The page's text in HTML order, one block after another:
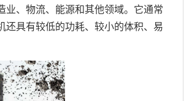
、物流、能源和其他领域。它通常
具有较低的功耗、较小的体积、易